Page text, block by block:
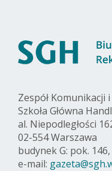
Zespół Komunikacji
Szkoła Główna
al. Niepodległości
02-554 Warszawa
budynek G: pok.
e-mail: